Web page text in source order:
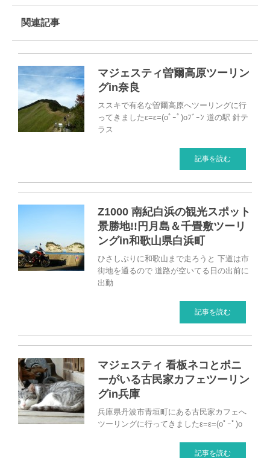
関連記事
マジェスティ曽爾高原ツーリン
グin奈良
ススキで有名な曽爾高原へツーリングに行
ってきましたε=ε=(oﾟｰﾟ)oﾌﾞｰﾝ 道の駅 針テ
ラス
記事を読む
Z1000 南紀白浜の観光スポット
景勝地!!円月島＆千畳敷ツーリ
ングin和歌山県白浜町
ひさしぶりに和歌山まで走ろうと 下道は市
街地を通るので 道路が空いてる日の出前に
出動
記事を読む
マジェスティ 看板ネコとポニ
ーがいる古民家カフェツーリン
グin兵庫
兵庫県丹波市青垣町にある古民家カフェへ
ツーリングに行ってきましたε=ε=(oﾟｰﾟ)o
記事を読む